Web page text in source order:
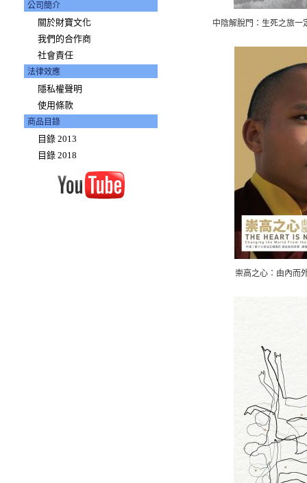
公司簡介
關於財寶文化
我們的合作商
社會責任
法律效應
隱私權聲明
使用條款
商品目錄
目錄 2013
目錄 2018
中陰解脫門：生死之旅一
崇高之心：由內而